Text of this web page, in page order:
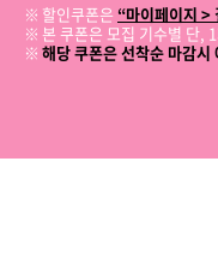
할인쿠폰은 “마이페이지 >
본 쿠폰은 모집 기수별 단,
해당 쿠폰은 선착순 마감